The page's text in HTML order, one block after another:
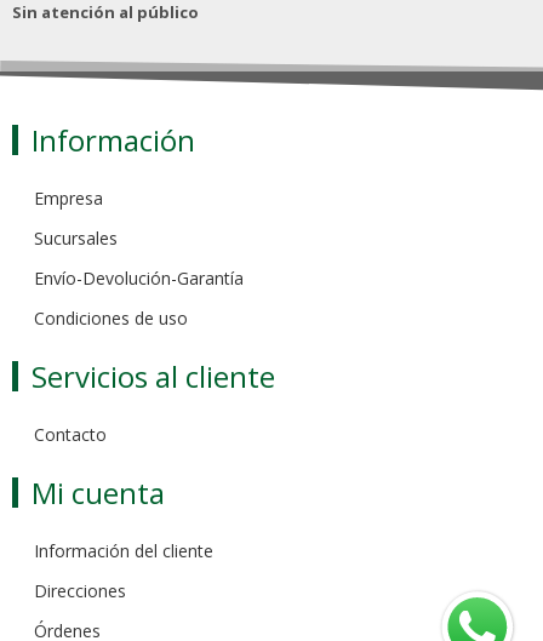
Sin atención al público
Información
Empresa
Sucursales
Envío-Devolución-Garantía
Condiciones de uso
Servicios al cliente
Contacto
Mi cuenta
Información del cliente
Direcciones
Órdenes